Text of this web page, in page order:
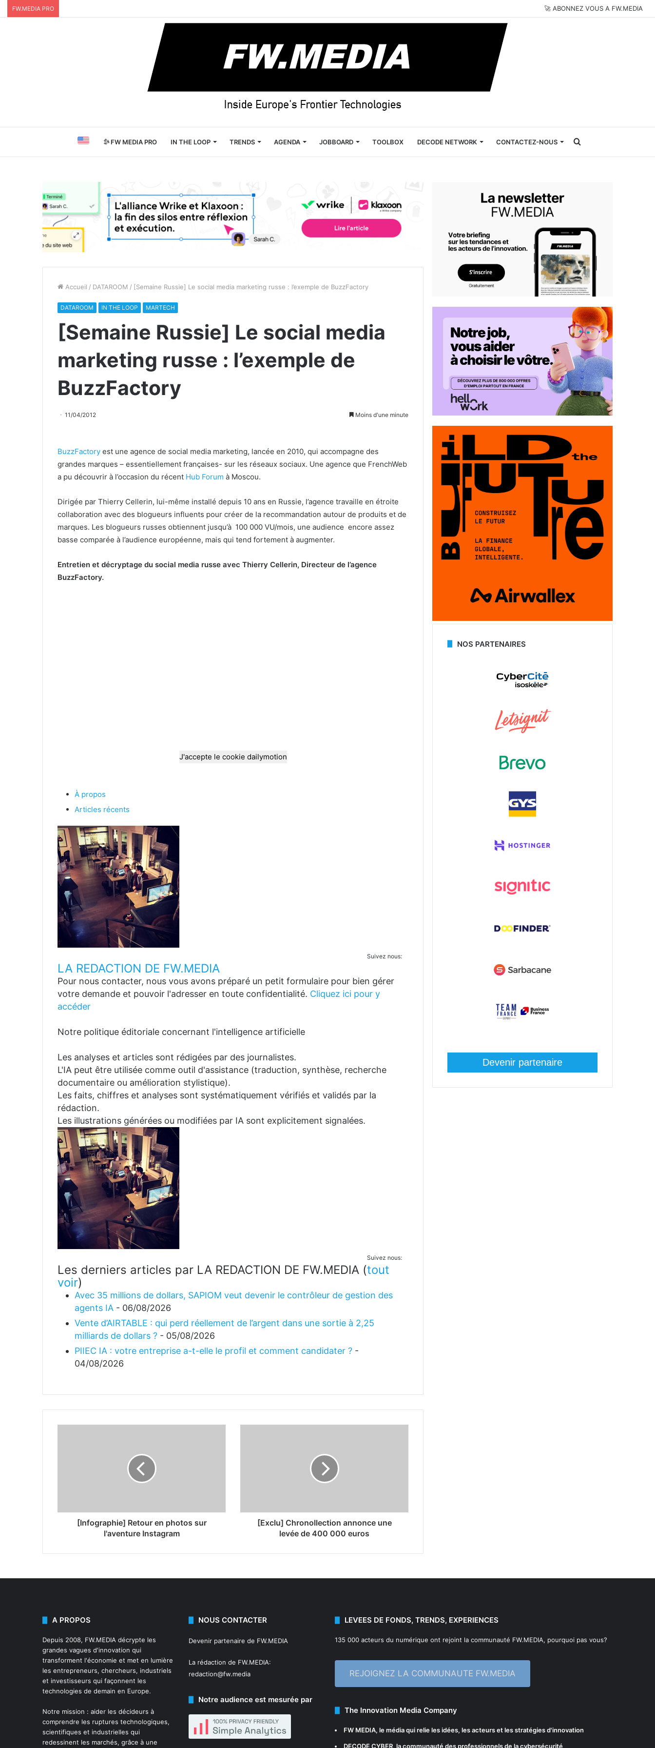
FW.MEDIA PRO 🚀 ABONNEZ VOUS A FW.MEDIA
FW MEDIA PRO IN THE LOOP TRENDS AGENDA JOBBOARD TOOLBOX DECODE NETWORK CONTACTEZ-NOUS Rechercher
Accueil / DATAROOM / [Semaine Russie] Le social media marketing russe : l’exemple de BuzzFactory
DATAROOM IN THE LOOP MARTECH
[Semaine Russie] Le social media
marketing russe : l’exemple de
BuzzFactory
11/04/2012 Moins d'une minute
BuzzFactory est une agence de social media marketing, lancée en 2010, qui accompagne des
grandes marques – essentiellement françaises- sur les réseaux sociaux. Une agence que FrenchWeb
a pu découvrir à l’occasion du récent Hub Forum à Moscou.
Dirigée par Thierry Cellerin, lui-même installé depuis 10 ans en Russie, l’agence travaille en étroite
collaboration avec des blogueurs influents pour créer de la recommandation autour de produits et de
marques. Les blogueurs russes obtiennent jusqu’à 100 000 VU/mois, une audience encore assez
basse comparée à l’audience européenne, mais qui tend fortement à augmenter.
Entretien et décryptage du social media russe avec Thierry Cellerin, Directeur de l’agence
BuzzFactory.
J'accepte le cookie dailymotion
À propos
Articles récents
Suivez nous:
LA REDACTION DE FW.MEDIA
Pour nous contacter, nous vous avons préparé un petit formulaire pour bien gérer
votre demande et pouvoir l'adresser en toute confidentialité. Cliquez ici pour y
accéder
Notre politique éditoriale concernant l'intelligence artificielle
Les analyses et articles sont rédigées par des journalistes.
L'IA peut être utilisée comme outil d'assistance (traduction, synthèse, recherche
documentaire ou amélioration stylistique).
Les faits, chiffres et analyses sont systématiquement vérifiés et validés par la
rédaction.
Les illustrations générées ou modifiées par IA sont explicitement signalées.
Suivez nous:
Les derniers articles par LA REDACTION DE FW.MEDIA (tout
voir)
Avec 35 millions de dollars, SAPIOM veut devenir le contrôleur de gestion des
agents IA - 06/08/2026
Vente d’AIRTABLE : qui perd réellement de l’argent dans une sortie à 2,25
milliards de dollars ? - 05/08/2026
PIIEC IA : votre entreprise a-t-elle le profil et comment candidater ? -
04/08/2026
[Infographie] Retour en photos sur
l'aventure Instagram
[Exclu] Chronollection annonce une
levée de 400 000 euros
NOS PARTENAIRES
Devenir partenaire
A PROPOS
Depuis 2008, FW.MEDIA décrypte les
grandes vagues d'innovation qui
transforment l'économie et met en lumière
les entrepreneurs, chercheurs, industriels
et investisseurs qui façonnent les
technologies de demain en Europe.
Notre mission : aider les décideurs à
comprendre les ruptures technologiques,
scientifiques et industrielles qui
redessinent les marchés, grâce à une
NOUS CONTACTER
Devenir partenaire de FW.MEDIA
La rédaction de FW.MEDIA:
redaction@fw.media
Notre audience est mesurée par
LEVEES DE FONDS, TRENDS, EXPERIENCES
135 000 acteurs du numérique ont rejoint la communauté FW.MEDIA, pourquoi pas vous?
REJOIGNEZ LA COMMUNAUTE FW.MEDIA
The Innovation Media Company
FW MEDIA, le média qui relie les idées, les acteurs et les stratégies d'innovation
DECODE CYBER, la communauté des professionnels de la cybersécurité